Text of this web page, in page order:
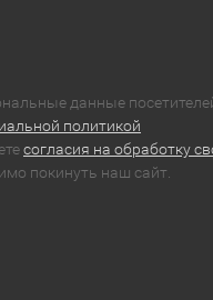
данные
политикой
согласия на обработку
покинуть наш сайт.